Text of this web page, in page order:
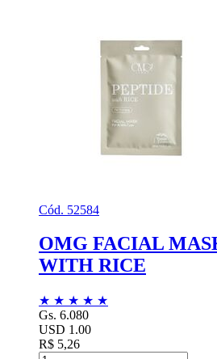
Cód. 52584
OMG FACIAL
WITH RICE
★ ★ ★ ★ ★
Gs. 6.080
USD 1.00
R$ 5,26